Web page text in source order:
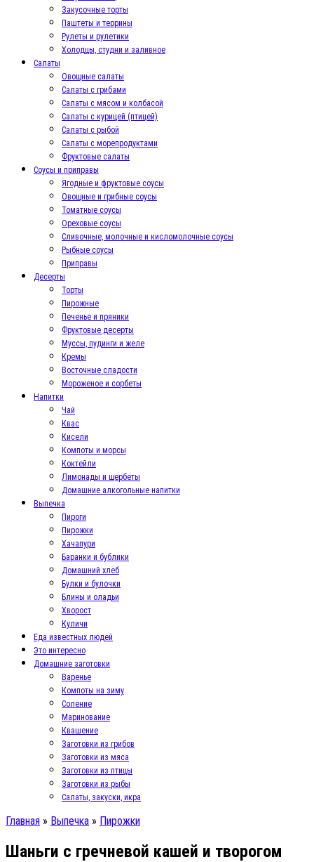
Закусочные торты
Паштеты и террины
Рулеты и рулетики
Холодцы, студни и заливное
Салаты
Овощные салаты
Салаты с грибами
Салаты с мясом и колбасой
Салаты с курицей (птицей)
Салаты с рыбой
Салаты с морепродуктами
Фруктовые салаты
Соусы и приправы
Ягодные и фруктовые соусы
Овощные и грибные соусы
Томатные соусы
Ореховые соусы
Сливочные, молочные и кисломолочные соусы
Рыбные соусы
Приправы
Десерты
Торты
Пирожные
Печенье и пряники
Фруктовые десерты
Муссы, пудинги и желе
Кремы
Восточные сладости
Мороженое и сорбеты
Напитки
Чай
Квас
Кисели
Компоты и морсы
Коктейли
Лимонады и щербеты
Домашние алкогольные напитки
Выпечка
Пироги
Пирожки
Хачапури
Баранки и бублики
Домашний хлеб
Булки и булочки
Блины и оладьи
Хворост
Куличи
Еда известных людей
Это интересно
Домашние заготовки
Варенье
Компоты на зиму
Соление
Маринование
Квашение
Заготовки из грибов
Заготовки из мяса
Заготовки из птицы
Заготовки из рыбы
Салаты, закуски, икра
Главная » Выпечка » Пирожки
Шаньги с гречневой кашей и творогом